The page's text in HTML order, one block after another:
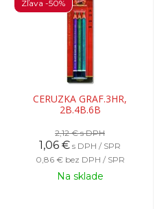
CERUZKA GRAF.3HR,
2B.4B.6B
Zľava -50%
2,12 €s DPH
1,06 € s DPH / SPR
0,86 € bez DPH / SPR
Na sklade